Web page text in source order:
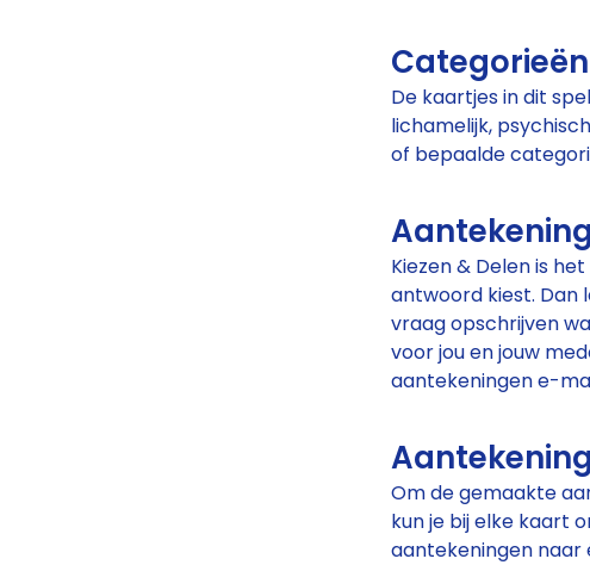
De kaartjes in dit
lichamelijk,
of bepaalde
Kiezen & Delen is
antwoord kiest. Dan
vraag opschrijven
voor jou en jouw
aantekeningen e-
Om de gemaakte
kun je bij elke kaart
aantekeningen naar